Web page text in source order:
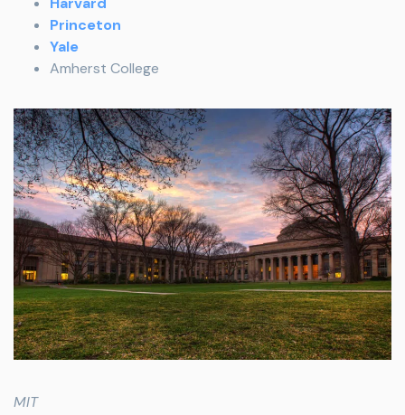
Princeton
Yale
Amherst College
MIT